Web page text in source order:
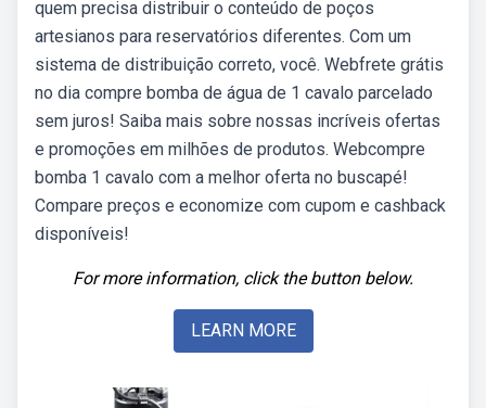
quem precisa distribuir o conteúdo de poços
artesianos para reservatórios diferentes. Com um
sistema de distribuição correto, você. Webfrete grátis
no dia compre bomba de água de 1 cavalo parcelado
sem juros! Saiba mais sobre nossas incríveis ofertas
e promoções em milhões de produtos. Webcompre
bomba 1 cavalo com a melhor oferta no buscapé!
Compare preços e economize com cupom e cashback
disponíveis!
For more information, click the button below.
LEARN MORE